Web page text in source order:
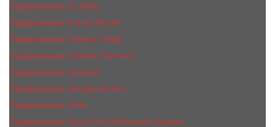
Парфюмерия Ex Nihilo
Парфюмерия Franck Boclet
Парфюмерия Frеderic Mаlle
Парфюмерия Fontela Premium
Парфюмерия Guerlain
Парфюмерия Giorgio Armani
Парфюмерия Gritti
Парфюмерия Gucci The Alchemist’s Garden.